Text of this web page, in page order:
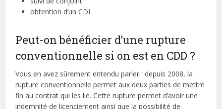
obtention d’un CDI
Peut-on bénéficier d’une rupture
conventionnelle si on est en CDD ?
Vous en avez sûrement entendu parler : depuis 2008, la
rupture conventionnelle permet aux deux parties de mettre
fin au contrat qui les lie. Cette rupture permet d’avoir une
indemnité de licenciement ainsi que la possibilité de